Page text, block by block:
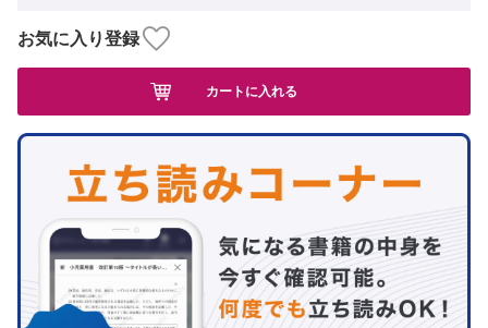
お気に入り登録
カートに入れる